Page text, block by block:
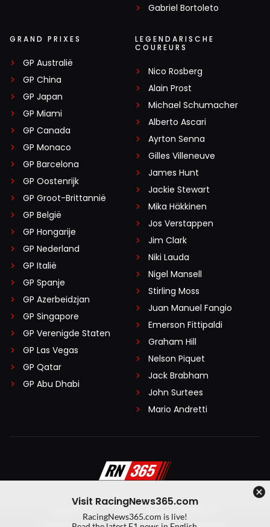
Gabriel Bortoleto
GRAND PRIXES
GP Australië
GP China
GP Japan
GP Miami
GP Canada
GP Monaco
GP Barcelona
GP Oostenrijk
GP Groot-Brittannië
GP België
GP Hongarije
GP Nederland
GP Italië
GP Spanje
GP Azerbeidzjan
GP Singapore
GP Verenigde Staten
GP Las Vegas
GP Qatar
GP Abu Dhabi
LEGENDARISCHE
COUREURS
Nico Rosberg
Alain Prost
Michael Schumacher
Alberto Ascari
Ayrton Senna
Gilles Villeneuve
James Hunt
Jackie Stewart
Mika Häkkinen
Jos Verstappen
Jim Clark
Niki Lauda
Nigel Mansell
Stirling Moss
Juan Manuel Fangio
Emerson Fittipaldi
Graham Hill
Nelson Piquet
Jack Brabham
John Surtees
Mario Andretti
Algemene voorwaarden
Visit RacingNews365.com
RacingNews365.com is live!